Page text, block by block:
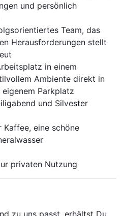
und persönlich
Team, das
Herausforderungen stellt
in einem
Ambiente direkt in
Parkplatz
und Silvester
Kaffee, eine schöne
privaten Nutzung
zu uns passt, erhältst Du